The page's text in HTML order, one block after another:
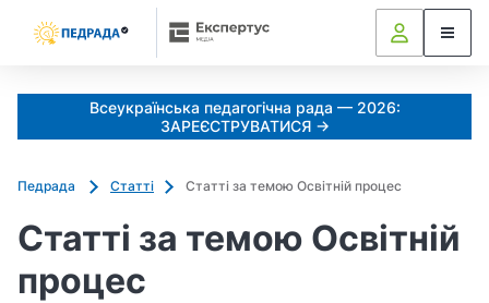
Всеукраїнська педагогічна рада — 2026:
ЗАРЕЄСТРУВАТИСЯ →
Педрада Статті Статті за темою Освітній процес
Статті за темою Освітній
процес